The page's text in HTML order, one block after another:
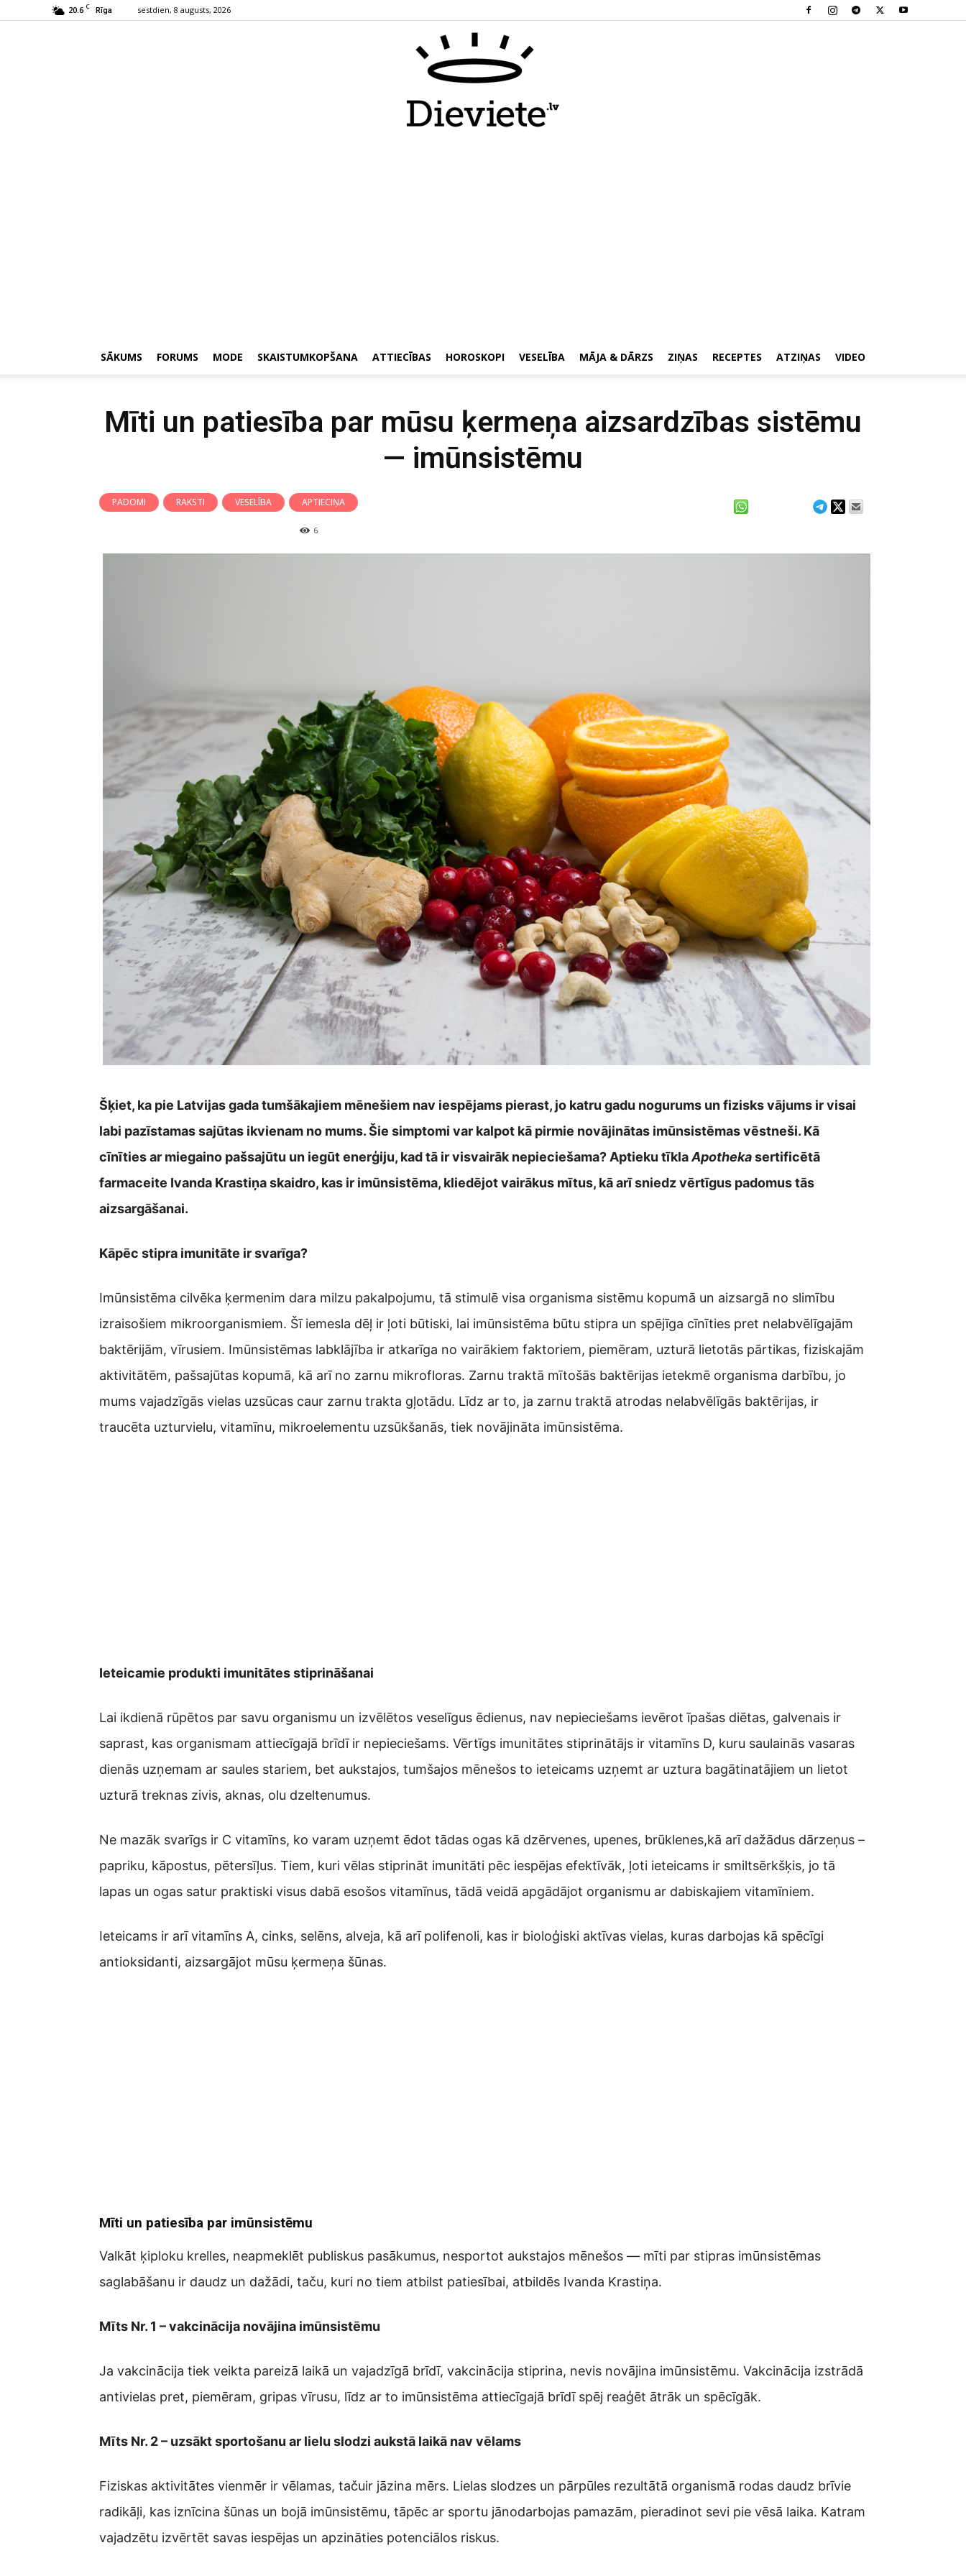
20.6 C Rīga sestdien, 8 augusts, 2026
SĀKUMS FORUMS MODE SKAISTUMKOPŠANA ATTIECĪBAS HOROSKOPI VESELĪBA MĀJA & DĀRZS ZIŅAS RECEPTES ATZIŅAS VIDEO
Mīti un patiesība par mūsu ķermeņa aizsardzības sistēmu
— imūnsistēmu
PADOMI RAKSTI VESELĪBA APTIECIŅA
6
Šķiet, ka pie Latvijas gada tumšākajiem mēnešiem nav iespējams pierast, jo katru gadu nogurums un fizisks vājums ir visai
labi pazīstamas sajūtas ikvienam no mums. Šie simptomi var kalpot kā pirmie novājinātas imūnsistēmas vēstneši. Kā
cīnīties ar miegaino pašsajūtu un iegūt enerģiju, kad tā ir visvairāk nepieciešama? Aptieku tīklaApothekasertificētā
farmaceite Ivanda Krastiņa skaidro, kas ir imūnsistēma, kliedējot vairākus mītus, kā arī sniedz vērtīgus padomus tās
aizsargāšanai.
Kāpēc stipra imunitāte ir svarīga?
Imūnsistēma cilvēka ķermenim dara milzu pakalpojumu, tā stimulē visa organisma sistēmu kopumā un aizsargā no slimību
izraisošiem mikroorganismiem. Šī iemesla dēļ ir ļoti būtiski, lai imūnsistēma būtu stipra un spējīga cīnīties pret nelabvēlīgajām
baktērijām, vīrusiem. Imūnsistēmas labklājība ir atkarīga no vairākiem faktoriem, piemēram, uzturā lietotās pārtikas, fiziskajām
aktivitātēm, pašsajūtas kopumā, kā arī no zarnu mikrofloras. Zarnu traktā mītošās baktērijas ietekmē organisma darbību, jo
mums vajadzīgās vielas uzsūcas caur zarnu trakta gļotādu. Līdz ar to, ja zarnu traktā atrodas nelabvēlīgās baktērijas, ir
traucēta uzturvielu, vitamīnu, mikroelementu uzsūkšanās, tiek novājināta imūnsistēma.
Ieteicamie produkti imunitātes stiprināšanai
Lai ikdienā rūpētos par savu organismu un izvēlētos veselīgus ēdienus, nav nepieciešams ievērot īpašas diētas, galvenais ir
saprast, kas organismam attiecīgajā brīdī ir nepieciešams. Vērtīgs imunitātes stiprinātājs ir vitamīns D, kuru saulainās vasaras
dienās uzņemam ar saules stariem, bet aukstajos, tumšajos mēnešos to ieteicams uzņemt ar uztura bagātinatājiem un lietot
uzturā treknas zivis, aknas, olu dzeltenumus.
Ne mazāk svarīgs ir C vitamīns, ko varam uzņemt ēdot tādas ogas kā dzērvenes, upenes, brūklenes,kā arī dažādus dārzeņus –
papriku, kāpostus, pētersīļus. Tiem, kuri vēlas stiprināt imunitāti pēc iespējas efektīvāk, ļoti ieteicams ir smiltsērkšķis, jo tā
lapas un ogas satur praktiski visus dabā esošos vitamīnus, tādā veidā apgādājot organismu ar dabiskajiem vitamīniem.
Ieteicams ir arī vitamīns A, cinks, selēns, alveja, kā arī polifenoli, kas ir bioloģiski aktīvas vielas, kuras darbojas kā spēcīgi
antioksidanti, aizsargājot mūsu ķermeņa šūnas.
Mīti un patiesība par imūnsistēmu
Valkāt ķiploku krelles, neapmeklēt publiskus pasākumus, nesportot aukstajos mēnešos — mīti par stipras imūnsistēmas
saglabāšanu ir daudz un dažādi, taču, kuri no tiem atbilst patiesībai, atbildēs Ivanda Krastiņa.
Mīts Nr. 1 – vakcinācija novājina imūnsistēmu
Ja vakcinācija tiek veikta pareizā laikā un vajadzīgā brīdī, vakcinācija stiprina, nevis novājina imūnsistēmu. Vakcinācija izstrādā
antivielas pret, piemēram, gripas vīrusu, līdz ar to imūnsistēma attiecīgajā brīdī spēj reaģēt ātrāk un spēcīgāk.
Mīts Nr. 2 – uzsākt sportošanu ar lielu slodzi aukstā laikā nav vēlams
Fiziskas aktivitātes vienmēr ir vēlamas, tačuir jāzina mērs. Lielas slodzes un pārpūles rezultātā organismā rodas daudz brīvie
radikāļi, kas iznīcina šūnas un bojā imūnsistēmu, tāpēc ar sportu jānodarbojas pamazām, pieradinot sevi pie vēsā laika. Katram
vajadzētu izvērtēt savas iespējas un apzināties potenciālos riskus.